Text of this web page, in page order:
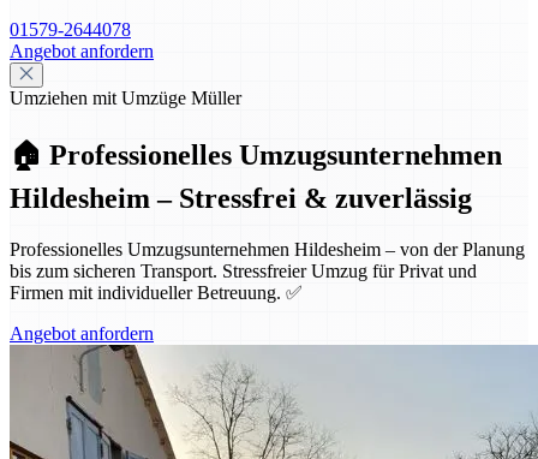
01579-2644078
Angebot anfordern
Umziehen mit Umzüge Müller
🏠 Professionelles Umzugsunternehmen
Hildesheim – Stressfrei & zuverlässig
Professionelles Umzugsunternehmen Hildesheim – von der Planung
bis zum sicheren Transport. Stressfreier Umzug für Privat und
Firmen mit individueller Betreuung. ✅
Angebot anfordern